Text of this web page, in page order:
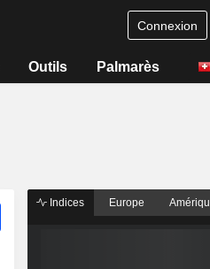
Connexion
Outils Palmarès
Indices Europe